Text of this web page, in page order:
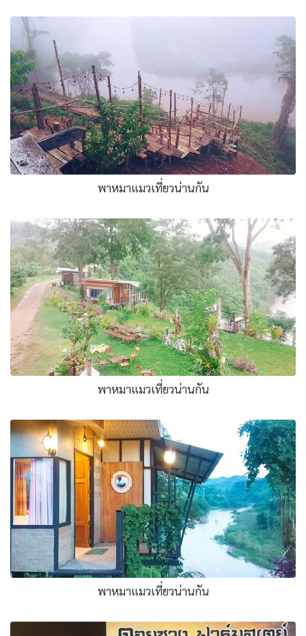
พาหมาแมวเที่ยวน่านกัน
พาหมาแมวเที่ยวน่านกัน
พาหมาแมวเที่ยวน่านกัน